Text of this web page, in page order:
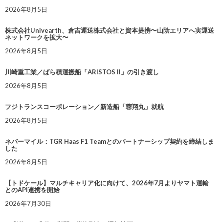
2026年8月5日
株式会社Univearth、倉吉運送株式会社と資本提携〜山陰エリアへ実運送
ネットワークを拡大〜
2026年8月5日
川崎重工業／ばら積運搬船「ARISTOS II」の引き渡し
2026年8月5日
フジトランスコーポレーション／新造船「蓉翔丸」就航
2026年8月5日
ネバーマイル：TGR Haas F1 Teamとのパートナーシップ契約を締結しま
した
2026年8月5日
【トドケール】マルチキャリア化に向けて、2026年7月よりヤマト運輸
とのAPI連携を開始
2026年7月30日